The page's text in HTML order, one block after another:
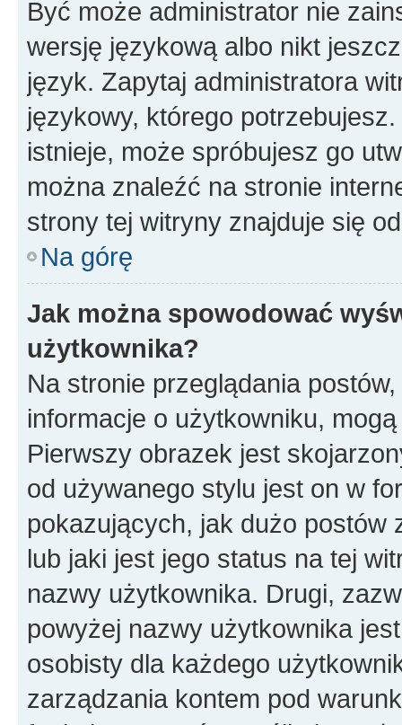
Być może administrator nie
wersję językową albo nikt
język. Zapytaj administratora
językowy, którego
istnieje, może spróbujesz go
można znaleźć na stronie
strony tej witryny znajduje się
Na górę
Jak można spowodować
użytkownika?
Na stronie przeglądania
informacje o użytkowniku,
Pierwszy obrazek jest
od używanego stylu jest on w
pokazujących, jak dużo postów
lub jaki jest jego status na tej
nazwy użytkownika. Drugi,
powyżej nazwy użytkownika
osobisty dla każdego
zarządzania kontem pod